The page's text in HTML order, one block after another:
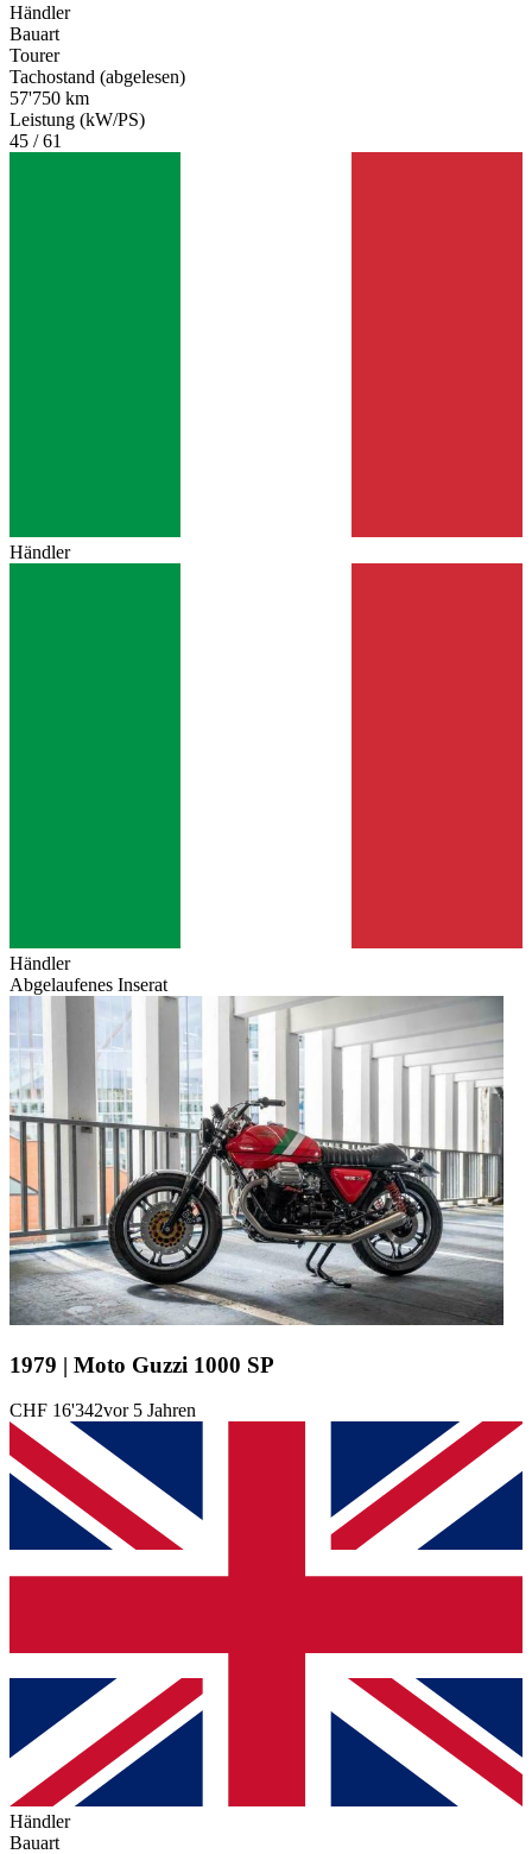
Händler
Bauart
Tourer
Tachostand (abgelesen)
57'750 km
Leistung (kW/PS)
45 / 61
Händler
Händler
Abgelaufenes Inserat
1979 | Moto Guzzi 1000 SP
CHF 16'342vor 5 Jahren
Händler
Bauart